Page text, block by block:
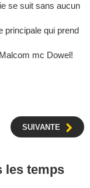
se suit sans aucun
principale qui prend
mc Dowel!
SUIVANTE
les temps